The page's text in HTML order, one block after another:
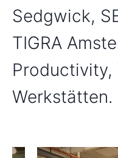
Sedgwick,
TIGRA
Productivity,
Werkstätten.